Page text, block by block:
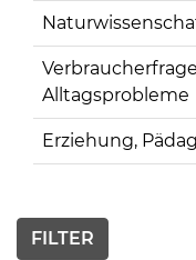
Alltagsprobleme
Erziehung,
FILTER